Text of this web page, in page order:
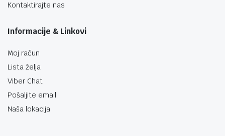
Kontaktirajte nas
Informacije & Linkovi
Moj račun
Lista želja
Viber Chat
Pošaljite email
Naša lokacija